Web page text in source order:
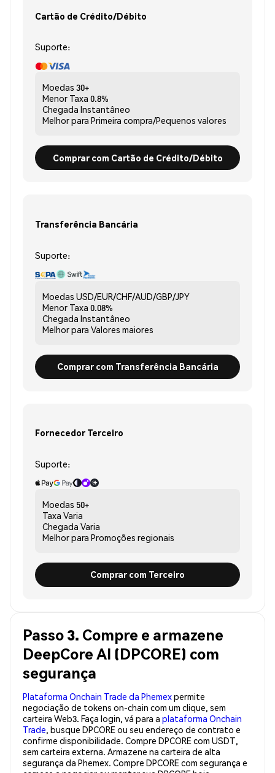
Cartão de Crédito/Débito
Suporte:
Moedas 30+
Menor Taxa 0.8%
Chegada Instantâneo
Melhor para Primeira compra/Pequenos valores
Comprar com Cartão de Crédito/Débito
Transferência Bancária
Suporte:
Moedas USD/EUR/CHF/AUD/GBP/JPY
Menor Taxa 0.08%
Chegada Instantâneo
Melhor para Valores maiores
Comprar com Transferência Bancária
Fornecedor Terceiro
Suporte:
Moedas 50+
Taxa Varia
Chegada Varia
Melhor para Promoções regionais
Comprar com Terceiro
Passo 3. Compre e armazene
DeepCore AI (DPCORE) com
segurança
Plataforma Onchain Trade da Phemexpermite
negociação de tokens on-chain com um clique, sem
carteira Web3. Faça login, vá para a plataforma Onchain
Trade, busque DPCORE ou seu endereço de contrato e
confirme disponibilidade. Compre DPCORE com USDT,
sem carteira externa. Armazene na carteira de alta
segurança da Phemex. Compre DPCORE com segurança e